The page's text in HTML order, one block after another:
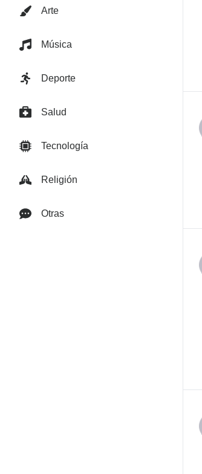
Arte
Música
Deporte
Salud
Tecnología
Religión
Otras